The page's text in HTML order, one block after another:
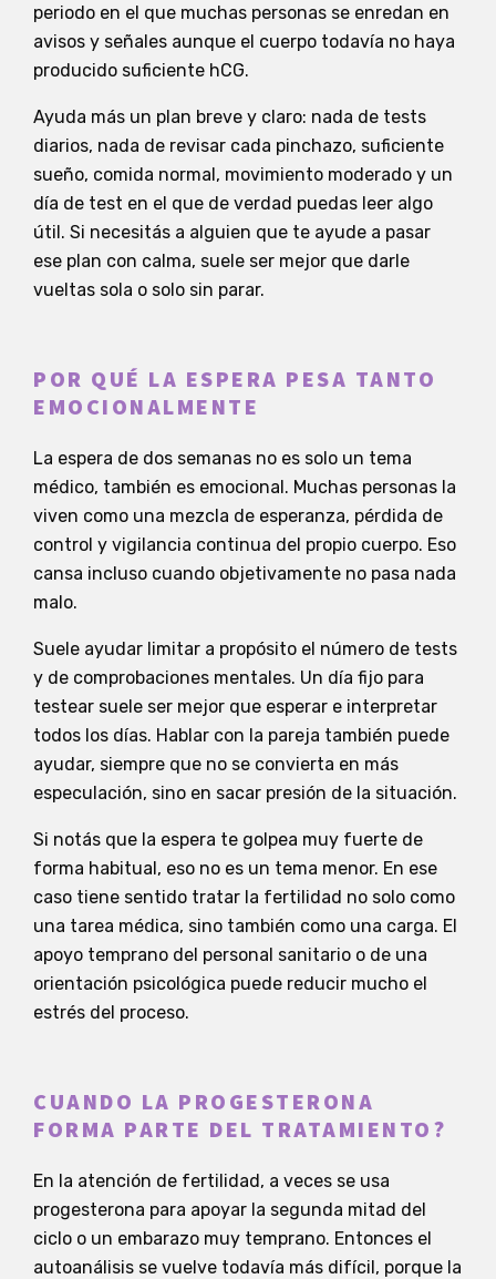
periodo en el que muchas personas se enredan en
avisos y señales aunque el cuerpo todavía no haya
producido suficiente hCG.
Ayuda más un plan breve y claro: nada de tests
diarios, nada de revisar cada pinchazo, suficiente
sueño, comida normal, movimiento moderado y un
día de test en el que de verdad puedas leer algo
útil. Si necesitás a alguien que te ayude a pasar
ese plan con calma, suele ser mejor que darle
vueltas sola o solo sin parar.
POR QUÉ LA ESPERA PESA TANTO
EMOCIONALMENTE
La espera de dos semanas no es solo un tema
médico, también es emocional. Muchas personas la
viven como una mezcla de esperanza, pérdida de
control y vigilancia continua del propio cuerpo. Eso
cansa incluso cuando objetivamente no pasa nada
malo.
Suele ayudar limitar a propósito el número de tests
y de comprobaciones mentales. Un día fijo para
testear suele ser mejor que esperar e interpretar
todos los días. Hablar con la pareja también puede
ayudar, siempre que no se convierta en más
especulación, sino en sacar presión de la situación.
Si notás que la espera te golpea muy fuerte de
forma habitual, eso no es un tema menor. En ese
caso tiene sentido tratar la fertilidad no solo como
una tarea médica, sino también como una carga. El
apoyo temprano del personal sanitario o de una
orientación psicológica puede reducir mucho el
estrés del proceso.
CUANDO LA PROGESTERONA
FORMA PARTE DEL TRATAMIENTO?
En la atención de fertilidad, a veces se usa
progesterona para apoyar la segunda mitad del
ciclo o un embarazo muy temprano. Entonces el
autoanálisis se vuelve todavía más difícil, porque la